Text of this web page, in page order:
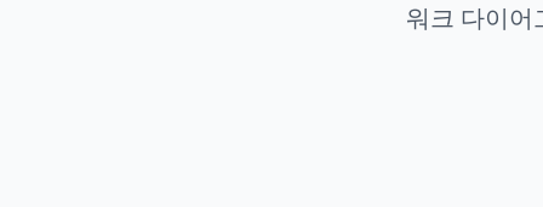
워크 다이어